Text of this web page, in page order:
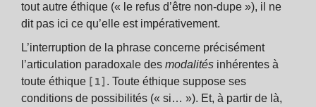
tout autre éthique (« le refus d’être non-dupe »), il ne
dit pas ici ce qu’elle est impérativement.
L’interruption de la phrase concerne précisément
l’articulation paradoxale des modalités inhérentes à
toute éthique [1] . Toute éthique suppose ses
conditions de possibilités (« si… »). Et, à partir de là,